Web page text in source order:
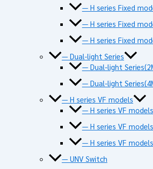
— H series Fixed
— H series Fixed
— H series Fixed
— Dual-light Series
— Dual-light
— Dual-light
— H series VF models
— H series VF
— H series VF
— H series VF
— UNV Switch